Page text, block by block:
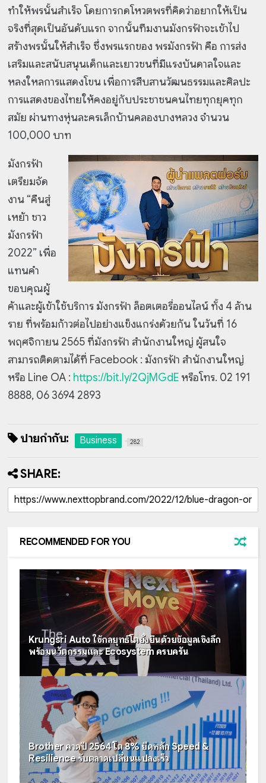
ทำให้พรนั้นสำเร็จ โดยการกดโหวตพรที่คิดว่าอยากให้เป็น
จริงที่สุดเป็นอันดับแรก จากนั้นทีมงานมังกรฟ้าจะเข้าไป
สร้างพรนั้นให้สำเร็จ ซึ่งพรแรกของ พรมังกรฟ้า คือ การส่ง
เสริมและสนับสนุนเด็กและเยาวชนที่มีแรงบันดาลใจและ
หลงใหลการแสดงโขน เพื่อการสืบสานวัฒนธรรมและศิลปะ
การแสดงของไทยให้คงอยู่กับประชาชนคนไทยทุกยุคทุก
สมัย ผ่านทางหุ่นละครเล็กบ้านคลองบางหลวง จำนวน
100,000 บาท
มังกรฟ้า
เตรียมจัด
งาน “คืนสู่
เหย้า ชาว
มังกรฟ้า
2022” เพื่อ
แทนคำ
ขอบคุณผู้
ค้าและผู้เข้าใช้บริการ มังกรฟ้า ล็อตเตอรี่ออนไลน์ ทั้ง 4 ล้าน
ราย ที่พร้อมก้าวต่อไปอย่างแข็งแกร่งด้วยกัน ในวันที่ 16
พฤศจิกายน 2565 ที่มังกรฟ้า สำนักงานใหญ่ ผู้สนใจ
สามารถติดตามได้ที่ Facebook : มังกรฟ้า สำนักงานใหญ่
หรือ Line OA : https://bit.ly/2QjMGdE หรือโทร. 02 191
8888, 06 3694 2893
ป้ายกำกับ: Business 282
SHARE:
RECOMMENDED FOR YOU
Krungsri Auto ใช้กลยุทธ์โตยั่งยืนด้วยข้อมูลเชิงลึก
พร้อมนวัตกรรมและ Ecosystem ครบครัน
Brother คาดปี 2564 โต 8% ยึดหลัก Speed &
Resilience รับตลาดเปลี่ยนแปลงเร็ว